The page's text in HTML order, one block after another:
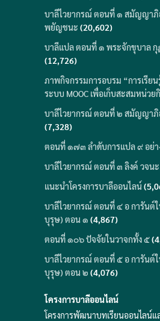
บาลีไวยากรณ์ ตอนที่ ๑ สมัญญาภิ
พยัญชนะ (20,602)
บาลีแปล ตอนที่ ๑ พระจักขุบาล
(12,726)
ภาพกิจกรรมการอบรม “การเรีย
ระบบ MOOC เพื่อเก็บสะสมหน่วย
บาลีไวยากรณ์ ตอนที่ ๒ สมัญญา
(7,328)
ตอนที่ ๑๗๓ ลำดับการแปล ๙ อย่า
บาลีไวยากรณ์ ตอนที่ ๓ ลิงค์ วจน
แนะนำโครงการบาลีออนไลน์
บาลีไวยากรณ์ ตอนที่ ๔ อ การันต์
บุรุษ) ตอน ๑ (4,867)
ตอนที่ ๑๐๖ ปัจจัยในวาจกทั้ง ๕
บาลีไวยากรณ์ ตอนที่ ๕ อ การันต์
บุรุษ) ตอน ๒ (4,076)
โครงการบาลีออนไลน์
โครงการพัฒนาบทเรียนออนไลน์แ